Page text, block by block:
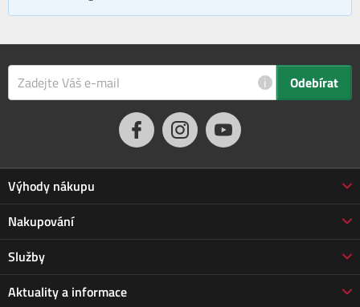
i Odebírat
Výhody nákupu
Proč nakupovat u nás
3letá záruka Jarabák
Vrácení zboží do 30 dnů
Prodloužená záruka
Nakupování
Obchodní podmínky
Doprava a platba
Vrácení zboží
Služby
Servis
Aktuality a informace